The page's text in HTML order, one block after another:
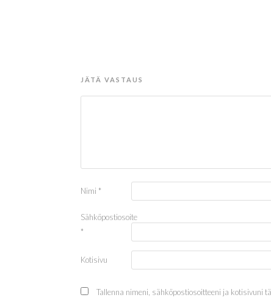
JÄTÄ VASTAUS
Nimi *
Sähköpostiosoite
*
Kotisivu
Tallenna nimeni, sähköpostiosoitteeni ja kotisivuni